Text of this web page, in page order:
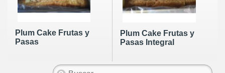
Plum Cake Frutas y
Pasas
Plum Cake Frutas y
Pasas Integral